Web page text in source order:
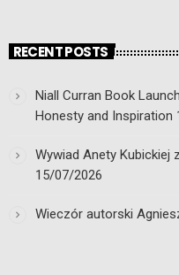
RECENT POSTS
Niall Curran Book
Honesty and Inspiration
Wywiad Anety Kubickiej
15/07/2026
Wieczór autorski